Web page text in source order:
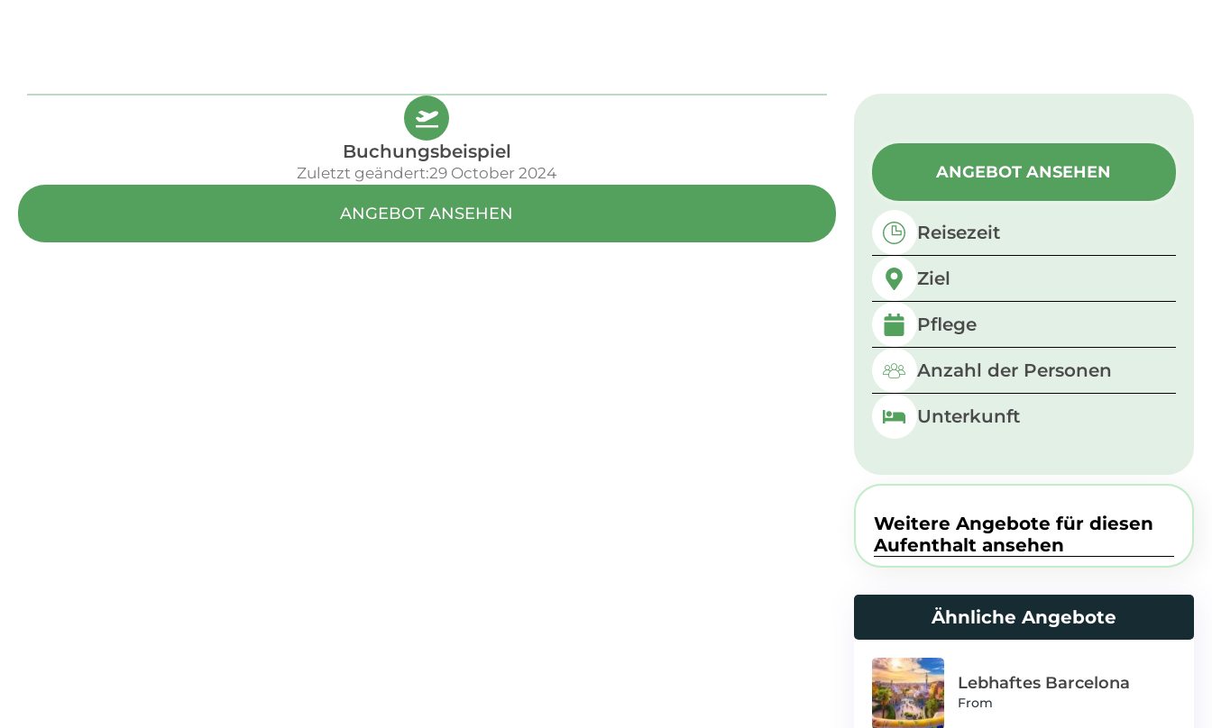
Buchungsbeispiel
Zuletzt geändert:29 October 2024
ANGEBOT ANSEHEN
ANGEBOT ANSEHEN
Reisezeit
Ziel
Pflege
Anzahl der Personen
Unterkunft
Weitere Angebote für diesen
Aufenthalt ansehen
Ähnliche Angebote
Lebhaftes Barcelona
From